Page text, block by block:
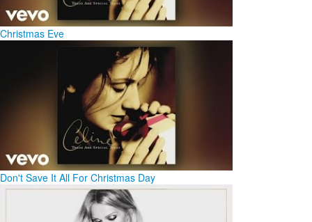
Christmas Eve
Don't Save It All For Christmas Day